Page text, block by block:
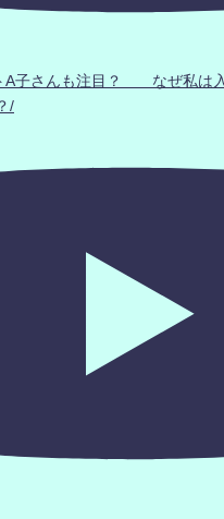
A子さんも注目？ なぜ私は
/